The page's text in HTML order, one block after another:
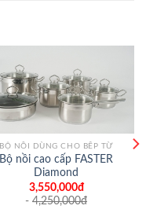
BỘ NỒI DÙNG CHO BẾP TỪ
Bộ nồi cao cấp FASTER
Diamond
3,550,000đ
- 4,250,000đ